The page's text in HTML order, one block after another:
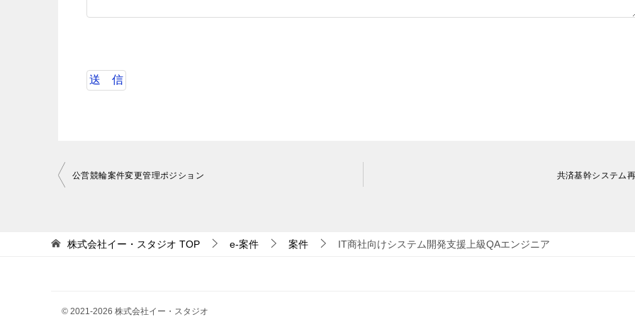
投
ビ
シ
公営競輪案件変更管理ポジション 共済基幹システム
株式会社イー・スタジオ TOP e-案件 案件 IT商社向けシステム開発支援上級QAエンジニア
© 2021-2026 株式会社イー・スタジオ